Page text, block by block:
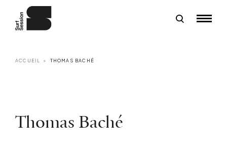
ACCUEIL THOMAS BACHÉ
Thomas Baché